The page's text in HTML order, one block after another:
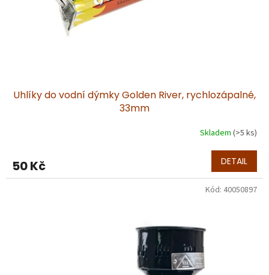
Uhlíky do vodní dýmky Golden River, rychlozápalné,
33mm
Skladem (>5 ks)
50 Kč DETAIL
Kód: 40050897